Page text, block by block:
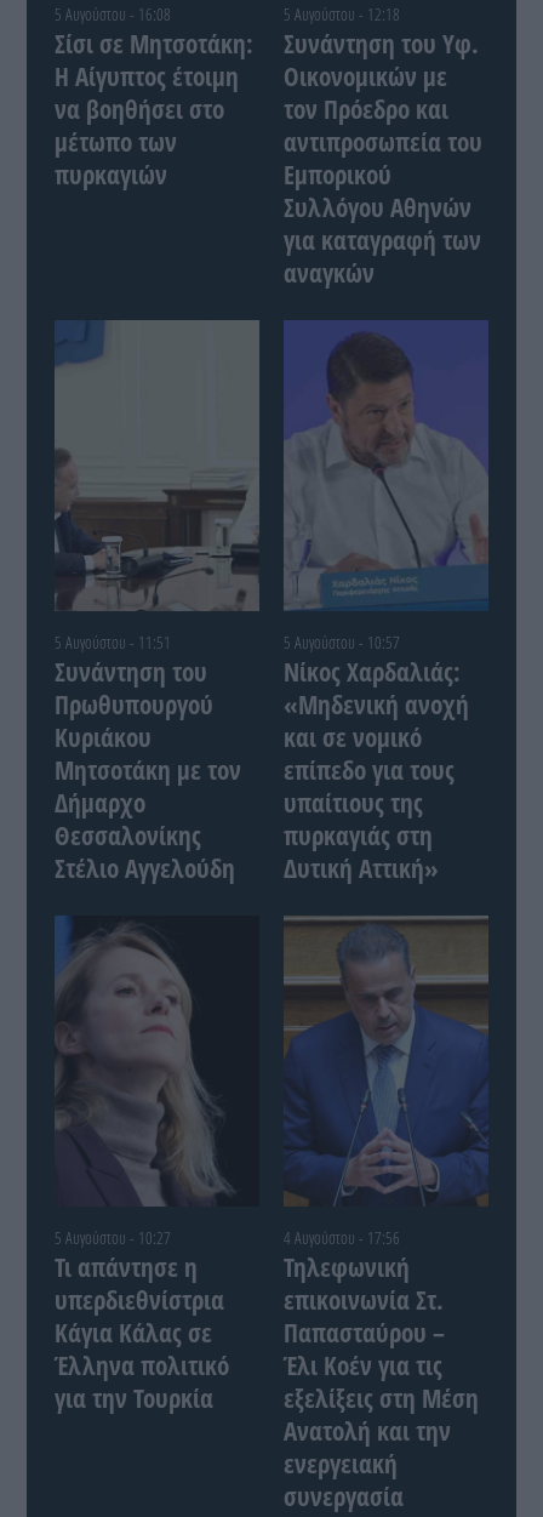
5 Αυγούστου - 16:08
Σίσι σε Μητσοτάκη:
Η Αίγυπτος έτοιμη
να βοηθήσει στο
μέτωπο των
πυρκαγιών
5 Αυγούστου - 12:18
Συνάντηση του Yφ.
Οικονομικών με
τον Πρόεδρο και
αντιπροσωπεία του
Εμπορικού
Συλλόγου Αθηνών
για καταγραφή των
αναγκών
5 Αυγούστου - 11:51
Συνάντηση του
Πρωθυπουργού
Κυριάκου
Μητσοτάκη με τον
Δήμαρχο
Θεσσαλονίκης
Στέλιο Αγγελούδη
5 Αυγούστου - 10:57
Νίκος Χαρδαλιάς:
«Μηδενική ανοχή
και σε νομικό
επίπεδο για τους
υπαίτιους της
πυρκαγιάς στη
Δυτική Αττική»
5 Αυγούστου - 10:27
Τι απάντησε η
υπερδιεθνίστρια
Κάγια Κάλας σε
Έλληνα πολιτικό
για την Τουρκία
4 Αυγούστου - 17:56
Τηλεφωνική
επικοινωνία Στ.
Παπασταύρου –
Έλι Κοέν για τις
εξελίξεις στη Μέση
Ανατολή και την
ενεργειακή
συνεργασία